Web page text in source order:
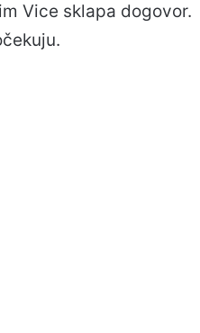
Vice sklapa dogovor.